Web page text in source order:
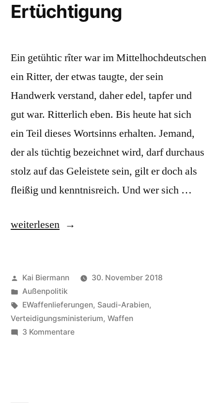
Ertüchtigung
Ein getühtic rîter war im Mittelhochdeutschen
ein Ritter, der etwas taugte, der sein
Handwerk verstand, daher edel, tapfer und
gut war. Ritterlich eben. Bis heute hat sich
ein Teil dieses Wortsinns erhalten. Jemand,
der als tüchtig bezeichnet wird, darf durchaus
stolz auf das Geleistete sein, gilt er doch als
fleißig und kenntnisreich. Und wer sich …
„Ertüchtigung“
weiterlesen
Veröffentlicht
von
Kai Biermann
30. November 2018
Veröffentlicht
in
Außenpolitik
Schlagwörter:
EWaffenlieferungen, Saudi-Arabien,
Verteidigungsministerium, Waffen
3 Kommentarezu